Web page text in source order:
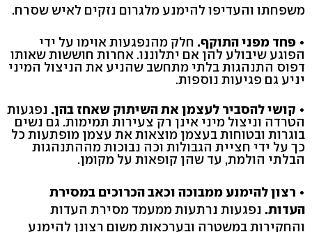
משפחתו והעדיפו להימנע מלגרום נזקים לאיש שסרח.
• פחד מפני התוקף. חלק מהנפגעות אוימו על ידי
הפוגע שיבולע להן אם יתלוננו. אחרות חוששות שאותו
דפוס התנהגות בלתי מתחשב שהניע את הניצול המיני
יניע גם פגיעות נוספות.
• קושי להסביר לעצמן את השיתוק שאחז בהן. נפגעות
הטרדה וניצול מיני אינן רק צעירות תמימות. גם נשים
בוגרות ובטוחות בעצמן מוצאות את עצמן מופתעות כל
כך על ידי חציית הגבולות וכה נבוכות מההתנהגות
הבלתי הולמת, עד שהן קופאות על מקומן.
• רצון להימנע ממבוכה וכאב הכרוכים במסירת
העדות. נפגעות נרתעות ממעמד מסירת העדות
והחקירות במשטרה ובערכאות משום רצונן להימנע